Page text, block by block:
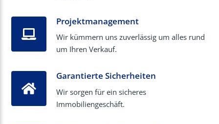
Projektmanagement
Wir kümmern uns zuverlässig um alles rund
um Ihren Verkauf.
Garantierte Sicherheiten
Wir sorgen für ein sicheres
Immobiliengeschäft.